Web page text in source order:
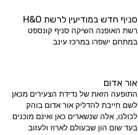
סניף חדש במודיעין לרשת H&O
רשת האופנה השיקה סניף קונספט
במתחם ישפרו במרכז עינב
אור אדום
התופעה הזאת של נדידת הצעירים מכאן
לשם חייבת להדליק אור אדום בוהק
לכולנו, אלה שנשארים כאן ואינם מוכנים
בעד שום הון שבעולם לארוז ולעזוב